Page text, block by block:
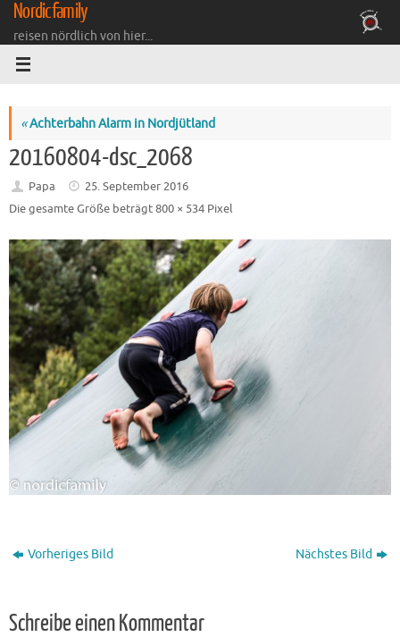
Zum
Inhalt
springen
Nordicfamily
reisen nördlich von hier...
«Achterbahn Alarm in Nordjütland
20160804-dsc_2068
Papa
25. September 2016
Die gesamte Größe beträgt800 × 534 Pixel
Vorheriges Bild Nächstes Bild
Schreibe einen Kommentar